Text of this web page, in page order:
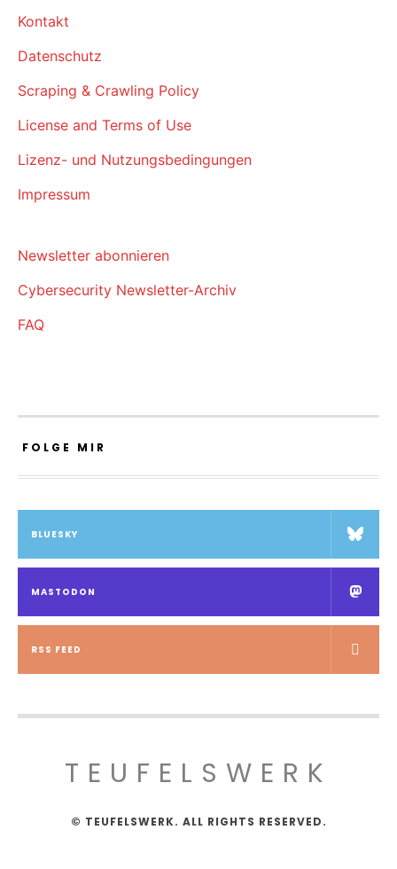
Kontakt
Datenschutz
Scraping & Crawling Policy
License and Terms of Use
Lizenz- und Nutzungsbedingungen
Impressum
Newsletter abonnieren
Cybersecurity Newsletter-Archiv
FAQ
FOLGE MIR
BLUESKY
MASTODON
RSS FEED
TEUFELSWERK
© TEUFELSWERK. ALL RIGHTS RESERVED.